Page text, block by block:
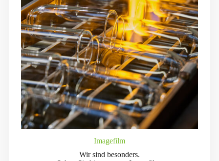
Imagefilm
Wir sind besonders.